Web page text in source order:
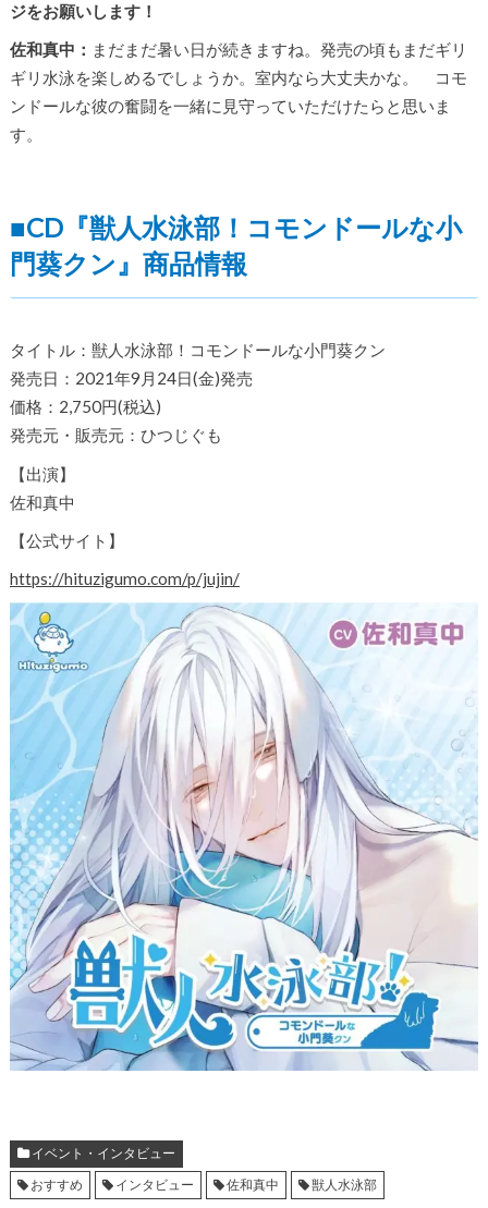
ジをお願いします！
佐和真中： まだまだ暑い日が続きますね。発売の頃もまだギリ
ギリ水泳を楽しめるでしょうか。室内なら大丈夫かな。 コモ
ンドールな彼の奮闘を一緒に見守っていただけたらと思いま
す。
■CD『獣人水泳部！コモンドールな小
門葵クン』商品情報
タイトル：獣人水泳部！コモンドールな小門葵クン
発売日：2021年9月24日(金)発売
価格：2,750円(税込)
発売元・販売元：ひつじぐも
【出演】
佐和真中
【公式サイト】
https://hituzigumo.com/p/jujin/
イベント・インタビュー
おすすめ
インタビュー 佐和真中 獣人水泳部